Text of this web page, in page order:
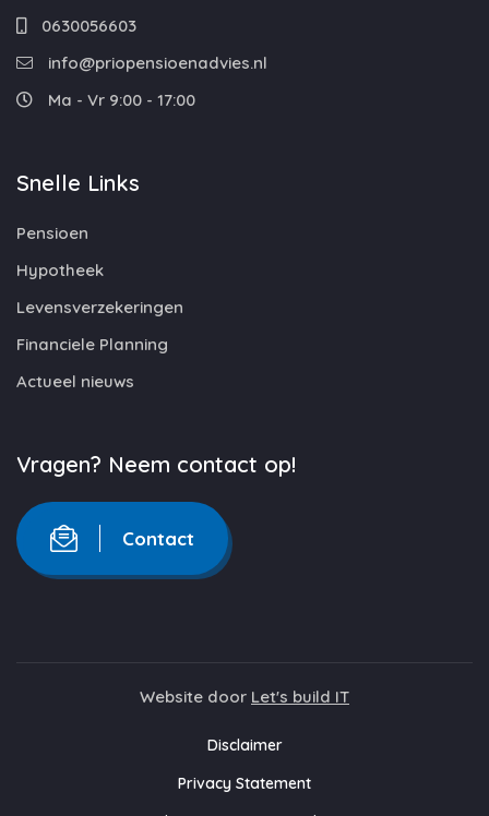
0630056603
info@priopensioenadvies.nl
Ma - Vr 9:00 - 17:00
Snelle Links
Pensioen
Hypotheek
Levensverzekeringen
Financiele Planning
Actueel nieuws
Vragen? Neem contact op!
Contact
Website door Let's build IT
Disclaimer
Privacy Statement